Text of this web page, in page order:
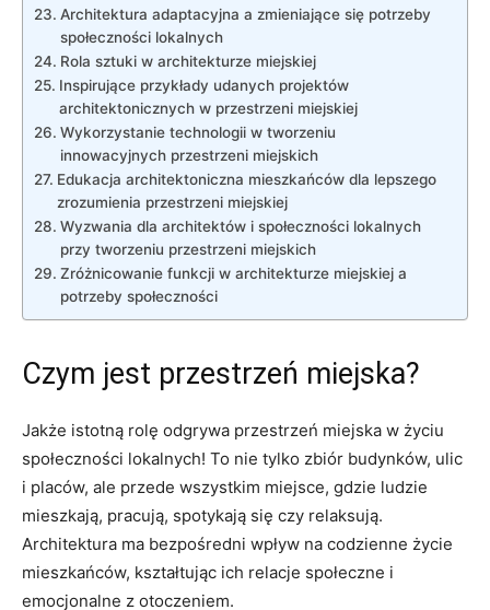
Architektura adaptacyjna a zmieniające się ​potrzeby
społeczności lokalnych
Rola ‍sztuki w architekturze‍ miejskiej
Inspirujące przykłady udanych projektów
architektonicznych⁣ w przestrzeni miejskiej
Wykorzystanie technologii w ‍tworzeniu
⁣innowacyjnych ‍przestrzeni miejskich
Edukacja architektoniczna mieszkańców dla ⁣lepszego
zrozumienia przestrzeni miejskiej
Wyzwania ⁣dla‌ architektów i społeczności lokalnych
⁢przy tworzeniu przestrzeni miejskich
Zróżnicowanie⁤ funkcji w ⁣architekturze miejskiej a
⁢potrzeby społeczności
Czym jest przestrzeń miejska?
Jakże istotną rolę odgrywa przestrzeń⁤ miejska w życiu‍
społeczności lokalnych! To nie tylko zbiór budynków, ulic
i placów, ​ale przede wszystkim miejsce, gdzie ‍ludzie
mieszkają, pracują, spotykają się czy relaksują.
Architektura ma bezpośredni wpływ ‌na codzienne⁣ życie
mieszkańców, kształtując ich ​relacje⁤ społeczne i
emocjonalne z⁢ otoczeniem.